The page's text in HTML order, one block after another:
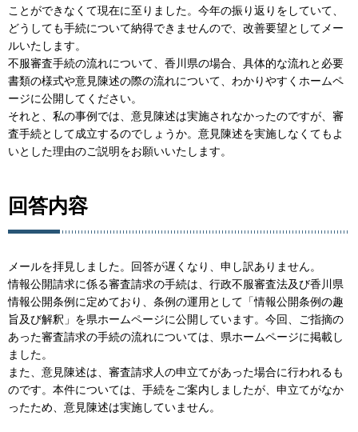
ことができなくて現在に至りました。今年の振り返りをしていて、
どうしても手続について納得できませんので、改善要望としてメー
ルいたします。
不服審査手続の流れについて、香川県の場合、具体的な流れと必要
書類の様式や意見陳述の際の流れについて、わかりやすくホームペ
ージに公開してください。
それと、私の事例では、意見陳述は実施されなかったのですが、審
査手続として成立するのでしょうか。意見陳述を実施しなくてもよ
いとした理由のご説明をお願いいたします。
回答内容
メールを拝見しました。回答が遅くなり、申し訳ありません。
情報公開請求に係る審査請求の手続は、行政不服審査法及び香川県
情報公開条例に定めており、条例の運用として「情報公開条例の趣
旨及び解釈」を県ホームページに公開しています。今回、ご指摘の
あった審査請求の手続の流れについては、県ホームページに掲載し
ました。
また、意見陳述は、審査請求人の申立てがあった場合に行われるも
のです。本件については、手続をご案内しましたが、申立てがなか
ったため、意見陳述は実施していません。